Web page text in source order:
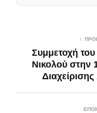
Συμμετοχή
Νικολού στην